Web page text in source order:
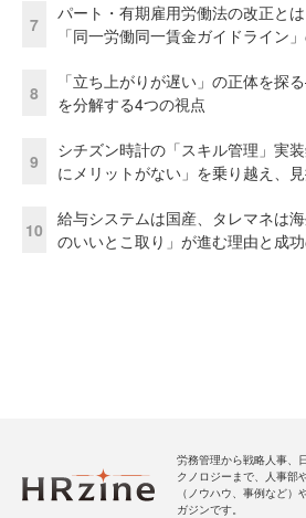
7
パート・有期雇用労働法の改正と
「同一労働同一賃金ガイドライン
8
「立ち上がりが遅い」の正体を
を分解する4つの視点
9
シチズン時計の「スキル管理」実
にメリットがない」を乗り越え、
10
給与システムは国産、タレマネは
のいいとこ取り」が進む理由と成
労務管理から戦略人事、
クノロジーまで、人事部
（ノウハウ、事例など
ガジンです。